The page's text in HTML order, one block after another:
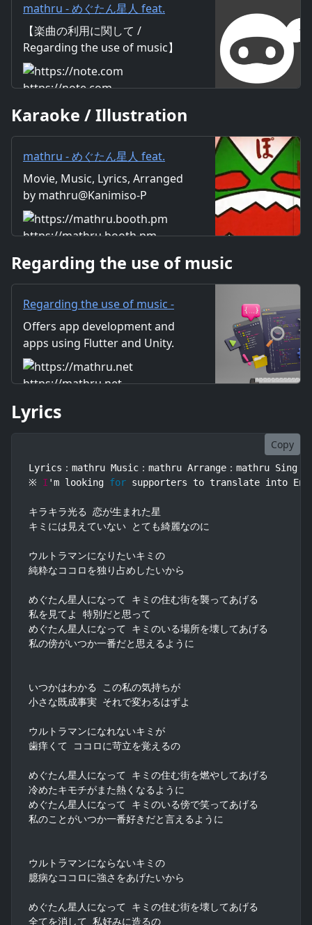
mathru - めぐたん星人 feat.
GUMI - Alien Megtan feat.
GUMI｜mathru
【楽曲の利用に関して /
Regarding the use of music】
https://mathru.net/terms/musi
c 【歌詞 / Lyrics】 Lyrics：
Arrange：mathru Sing：GUMI
ミには見えていない とても綺麗
なのに ウルトラマンになりたい
キミの 純粋なココロを独り占め
したいから めぐたん星人になっ
て キミの住む街を襲ってあげる
私を見てよ 特別だと思って めぐ
所を壊してあげる 私の傍がいつ
か一番だと思えるように いつ
https://note.com
Karaoke / Illustration
mathru - めぐたん星人 feat.
GUMI - Alien Megtan feat.
GUMI - mathruねっと - BOOTH
Movie, Music, Lyrics, Arranged
by mathru@Kanimiso-P
https://mathru.booth.pm
Regarding the use of music
Regarding the use of music -
mathru.net | App
Development with Flutter,
Unity/Music and Video
Production/Material
Distribution
Offers app development and
apps using Flutter and Unity.
Includes information on music
and videos created by the
images and video materials.
We also accept orders for
https://mathru.net
Lyrics
Copy
Lyrics：mathru Music：mathru Arrange：mathru Sing：
※ I 'm looking for supporters to translate into
キラキラ光る 恋が生まれた星
キミには見えていない とても綺麗なのに
ウルトラマンになりたいキミの
純粋なココロを独り占めしたいから
めぐたん星人になって キミの住む街を襲ってあげる
私を見てよ 特別だと思って
めぐたん星人になって キミのいる場所を壊してあげる
私の傍がいつか一番だと思えるように
いつかはわかる この私の気持ちが
小さな既成事実 それで変わるはずよ
ウルトラマンになれないキミが
歯痒くて ココロに苛立を覚えるの
めぐたん星人になって キミの住む街を燃やしてあげる
冷めたキモチがまた熱くなるように
めぐたん星人になって キミのいる傍で笑ってあげる
私のことがいつか一番好きだと言えるように
ウルトラマンにならないキミの
臆病なココロに強さをあげたいから
めぐたん星人になって キミの住む街を壊してあげる
全てを消して 私好みに造るの